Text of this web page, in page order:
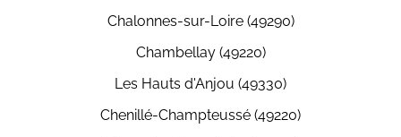
Chalonnes-sur-Loire (49290)
Chambellay (49220)
Les Hauts d'Anjou (49330)
Chenillé-Champteussé (49220)